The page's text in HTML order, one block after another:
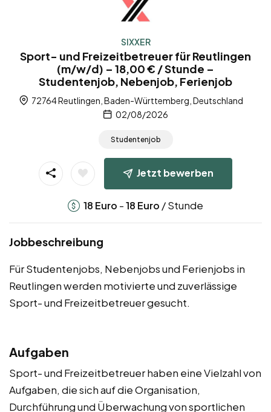
SIXXER
Sport- und Freizeitbetreuer für Reutlingen
(m/w/d) – 18,00 € / Stunde –
Studentenjob, Nebenjob, Ferienjob
72764 Reutlingen, Baden-Württemberg, Deutschland
02/08/2026
Studentenjob
Jetzt bewerben
18 Euro -18 Euro / Stunde
Jobbeschreibung
Für Studentenjobs, Nebenjobs und Ferienjobs in
Reutlingen werden motivierte und zuverlässige
Sport- und Freizeitbetreuer gesucht.
Aufgaben
Sport- und Freizeitbetreuer haben eine Vielzahl von
Aufgaben, die sich auf die Organisation,
Durchführung und Überwachung von sportlichen